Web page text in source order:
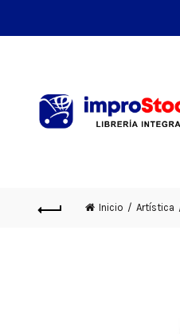
Inicio Artística